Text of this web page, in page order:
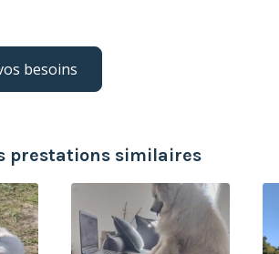
besoins
prestations similaires